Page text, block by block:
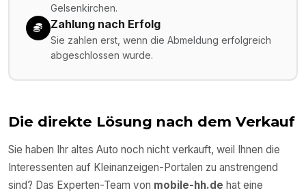
Gelsenkirchen.
Zahlung nach Erfolg
Sie zahlen erst, wenn die Abmeldung erfolgreich
abgeschlossen wurde.
Die direkte Lösung nach dem Verkauf
Sie haben Ihr altes Auto noch nicht verkauft, weil Ihnen die
Interessenten auf Kleinanzeigen-Portalen zu anstrengend
sind? Das Experten-Team von mobile-hh.de hat eine